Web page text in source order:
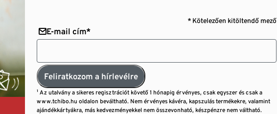
* Kötelezően kitöltendő mező
E-mail cím*
Feliratkozom a hírlevélre
¹ Az utalvány a sikeres regisztrációt követő 1 hónapig érvényes, csak egyszer és csak a
www.tchibo.hu oldalon beváltható. Nem érvényes kávéra, kapszulás termékekre, valamint
ajándékkártyákra, más kedvezményekkel nem összevonható, készpénzre nem váltható.